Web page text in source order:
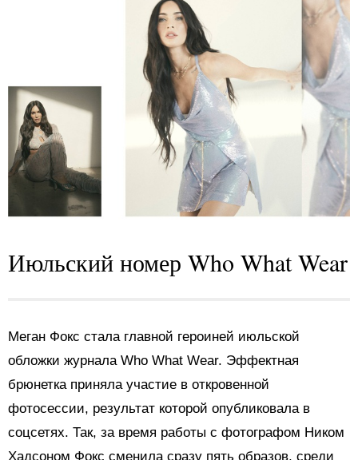
Июльский номер Who What Wear
Меган Фокс стала главной героиней июльской
обложки журнала Who What Wear. Эффектная
брюнетка приняла участие в откровенной
фотосессии, результат которой опубликовала в
соцсетях. Так, за время работы с фотографом Ником
Хадсоном Фокс сменила сразу пять образов, среди